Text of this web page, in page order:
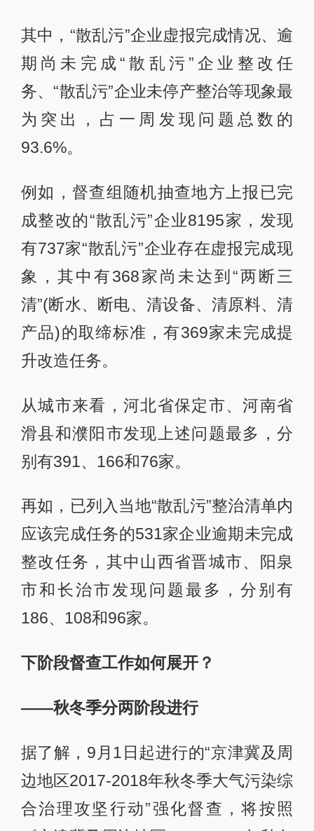
其中，“散乱污”企业虚报完成情况、逾
期尚未完成“散乱污”企业整改任
务、“散乱污”企业未停产整治等现象最
为突出，占一周发现问题总数的
93.6%。
例如，督查组随机抽查地方上报已完
成整改的“散乱污”企业8195家，发现
有737家“散乱污”企业存在虚报完成现
象，其中有368家尚未达到“两断三
清”(断水、断电、清设备、清原料、清
产品)的取缔标准，有369家未完成提
升改造任务。
从城市来看，河北省保定市、河南省
滑县和濮阳市发现上述问题最多，分
别有391、166和76家。
再如，已列入当地“散乱污”整治清单内
应该完成任务的531家企业逾期未完成
整改任务，其中山西省晋城市、阳泉
市和长治市发现问题最多，分别有
186、108和96家。
下阶段督查工作如何展开？
——秋冬季分两阶段进行
据了解，9月1日起进行的“京津冀及周
边地区2017-2018年秋冬季大气污染综
合治理攻坚行动”强化督查，将按照